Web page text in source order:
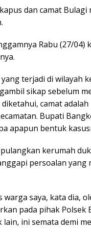
dan camat
Rabu (27/04)
terjadi di wilayah
sikap sebelum
camat
Bupati
apapun bentuk
kerumah
persoalan yang
warga saya, kata dia,
pada pihak
ini semata demi